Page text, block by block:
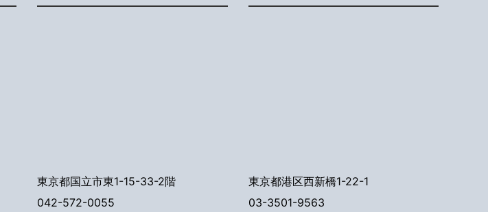
東京都国立市東1-15-33-2階
042-572-0055
東京都港区西新橋1-22-1
03-3501-9563